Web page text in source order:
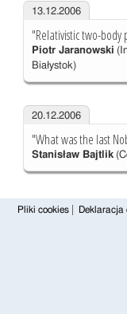
13.12.2006
"Relativistic two-body
Piotr Jaranowski
Białystok)
20.12.2006
"What was the last
Stanisław Bajtlik
Pliki cookies Deklaracja